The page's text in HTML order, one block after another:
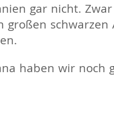
gar nicht.
großen schwarzen
haben wir noch